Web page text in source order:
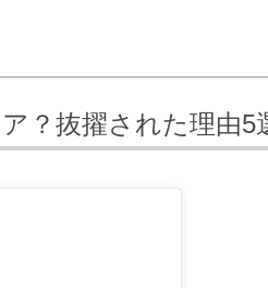
？抜擢された理由5